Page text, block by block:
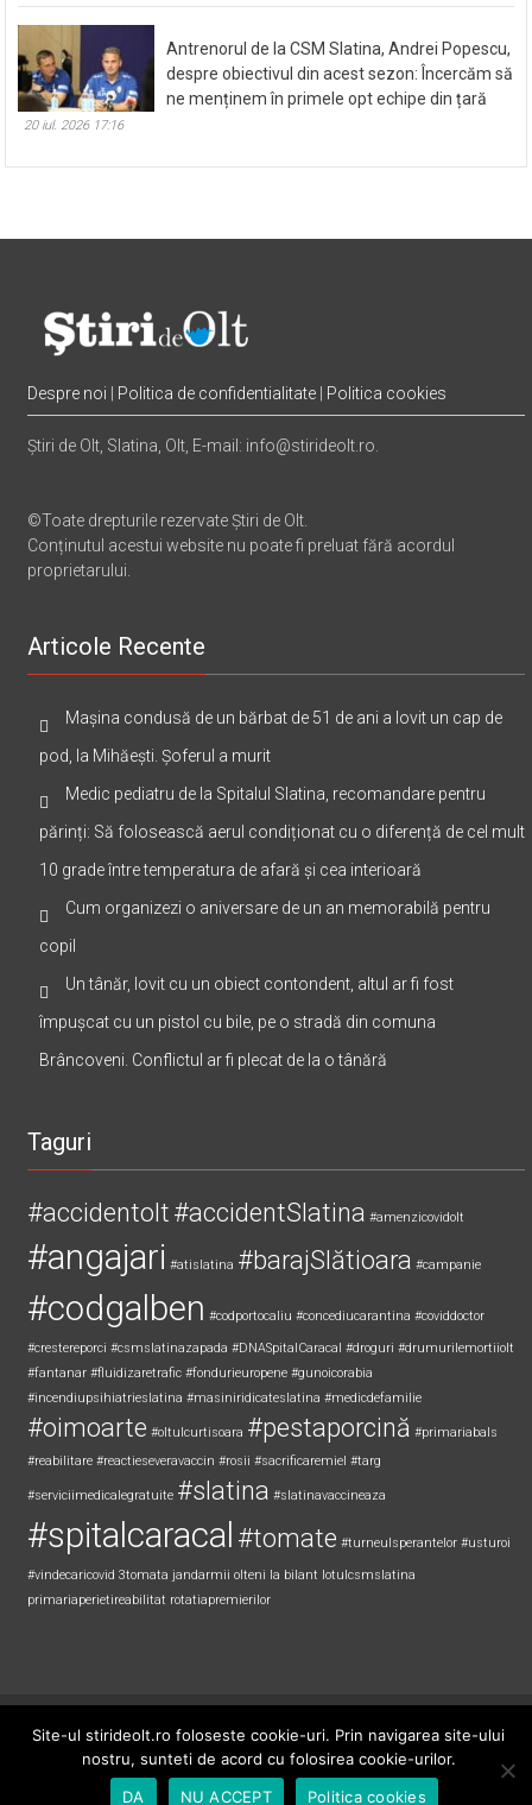
Antrenorul de la CSM Slatina, Andrei Popescu,
despre obiectivul din acest sezon: Încercăm să
ne menținem în primele opt echipe din țară
20 iul. 2026 17:16
Despre noi Politica de confidentialitate Politica cookies
Știri de Olt, Slatina, Olt, E-mail: info@stirideolt.ro.
©Toate drepturile rezervate Știri de Olt.
Conținutul acestui website nu poate fi preluat fără acordul
proprietarului.
Articole Recente
Mașina condusă de un bărbat de 51 de ani a lovit un cap de
pod, la Mihăești. Șoferul a murit
Medic pediatru de la Spitalul Slatina, recomandare pentru
părinți: Să folosească aerul condiționat cu o diferență de cel mult
10 grade între temperatura de afară și cea interioară
Cum organizezi o aniversare de un an memorabilă pentru
copil
Un tânăr, lovit cu un obiect contondent, altul ar fi fost
împușcat cu un pistol cu bile, pe o stradă din comuna
Brâncoveni. Conflictul ar fi plecat de la o tânără
Taguri
#accidentolt #accidentSlatina #amenzicovidolt
#angajari #atislatina #barajSlătioara #campanie
#codgalben #codportocaliu #concediucarantina #coviddoctor
#crestereporci #csmslatinazapada #DNASpitalCaracal #droguri #drumurilemortiiolt
#fantanar #fluidizaretrafic #fondurieuropene #gunoicorabia
#incendiupsihiatrieslatina #masiniridicateslatina #medicdefamilie
#oimoarte #oltulcurtisoara #pestaporcină #primariabals
#reabilitare #reactieseveravaccin #rosii #sacrificaremiel #targ
#serviciimedicalegratuite #slatina #slatinavaccineaza
#spitalcaracal #tomate #turneulsperantelor #usturoi
#vindecaricovid 3tomata jandarmii olteni la bilant lotulcsmslatina
primariaperietireabilitat rotatiapremierilor
ThemeGrill. Powered byWordPress.
Site-ul stirideolt.ro foloseste cookie-uri. Prin navigarea site-ului
nostru, sunteti de acord cu folosirea cookie-urilor.
DA
NU ACCEPT Politica cookies